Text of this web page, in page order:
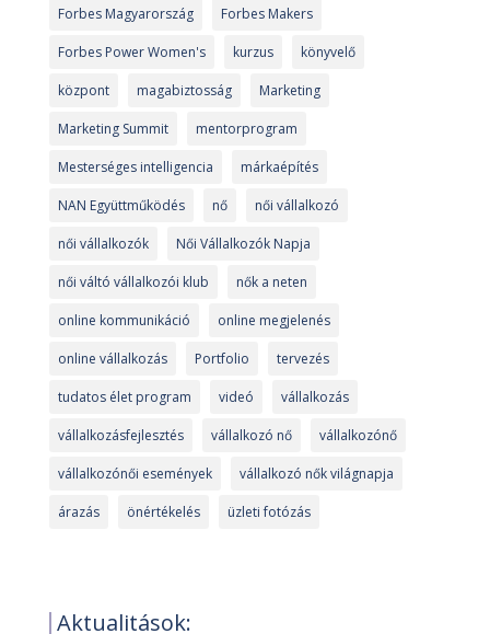
Forbes Magyarország Forbes Makers
Forbes Power Women's kurzus könyvelő
központ magabiztosság Marketing
Marketing Summit mentorprogram
Mesterséges intelligencia márkaépítés
NAN Együttműködés nő női vállalkozó
női vállalkozók Női Vállalkozók Napja
női váltó vállalkozói klub nők a neten
online kommunikáció online megjelenés
online vállalkozás Portfolio tervezés
tudatos élet program videó vállalkozás
vállalkozásfejlesztés vállalkozó nő vállalkozónő
vállalkozónői események vállalkozó nők világnapja
árazás önértékelés üzleti fotózás
Aktualitások: